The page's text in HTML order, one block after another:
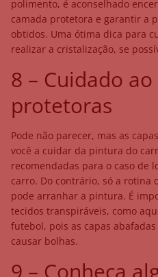
polimento, é aconselhado
camada protetora e garantir a
obtidos. Uma ótima dica para
realizar a cristalização, se
8 – Cuidado
protetoras
Pode não parecer, mas as
você a cuidar da pintura do
recomendadas para o caso de
carro. Do contrário, só a rotina
pode arranhar a pintura. É
tecidos transpiráveis, como
futebol, pois as capas
causar bolhas.
9 – Conheça